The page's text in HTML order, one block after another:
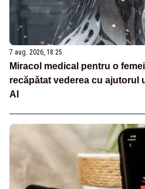
7 aug. 2026, 18:25
Miracol medical pentru o
recăpătat vederea cu ajutorul
AI